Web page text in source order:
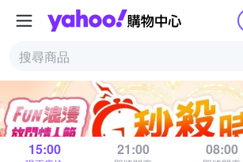
Yahoo購
秒殺時時
距 15 : 00 場結束
15:00 21:00 08:00